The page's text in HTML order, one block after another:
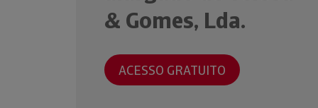
& Gomes, Lda.
ACESSO GRATUITO